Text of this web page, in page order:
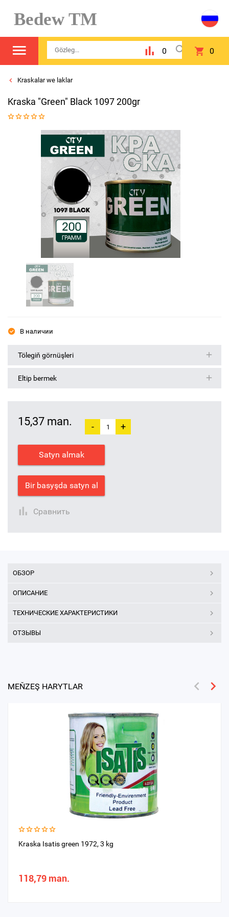
Bedew TM
0 0
Kraskalar we laklar
Kraska "Green" Black 1097 200gr
В наличии
Tölegiň görnüşleri
Eltip bermek
15,37 man. - +
Satyn almak
Bir basyşda satyn al
Сравнить
ОБЗОР
ОПИСАНИЕ
ТЕХНИЧЕСКИЕ ХАРАКТЕРИСТИКИ
ОТЗЫВЫ
MEŇZEŞ HARYTLAR
Kraska Isatis green 1972, 3 kg
118,79 man.